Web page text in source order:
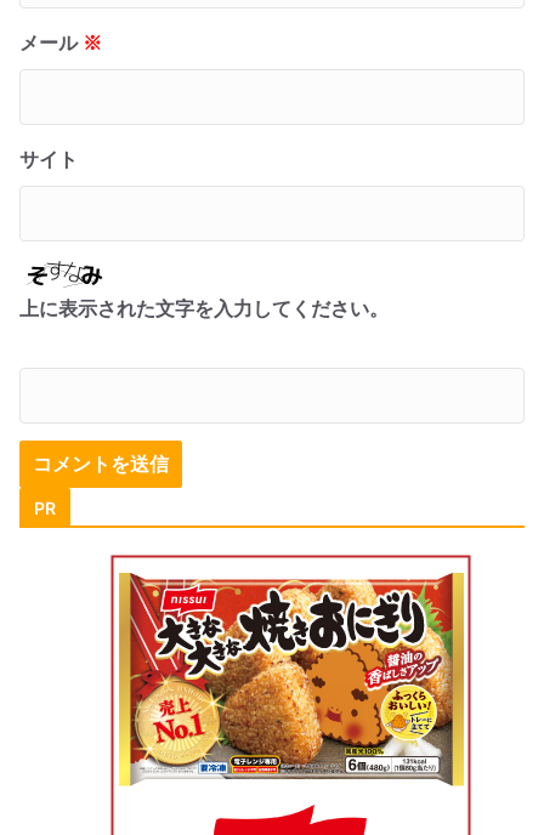
メール ※
サイト
上に表示された文字を入力してください。
PR